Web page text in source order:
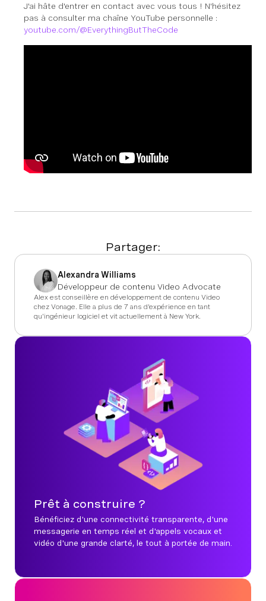
J'ai hâte d'entrer en contact avec vous tous ! N'hésitez
pas à consulter ma chaîne YouTube personnelle :
youtube.com/@EverythingButTheCode
Partager:
Alexandra Williams
Développeur de contenu Video Advocate
Alex est conseillère en développement de contenu Video
chez Vonage. Elle a plus de 7 ans d'expérience en tant
qu'ingénieur logiciel et vit actuellement à New York.
Prêt à construire ?
Bénéficiez d'une connectivité transparente, d'une
messagerie en temps réel et d'appels vocaux et
vidéo d'une grande clarté, le tout à portée de main.